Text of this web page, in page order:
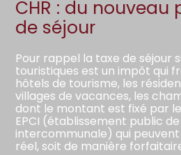
CHR : du nouveau
de séjour
Pour rappel la taxe de séjour
touristiques est un impôt qui
hôtels de tourisme, les
villages de vacances, les
dont le montant est fixé par
EPCI (établissement public
intercommunale) qui
réel, soit de manière